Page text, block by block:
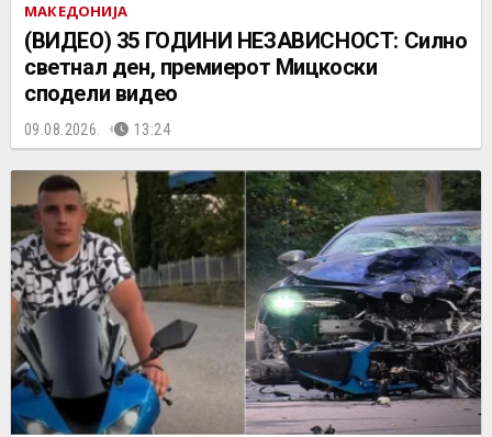
МАКЕДОНИЈА
(ВИДЕО) 35 ГОДИНИ НЕЗАВИСНОСТ: Силно
светнал ден, премиерот Мицкоски
сподели видео
09.08.2026. 13:24